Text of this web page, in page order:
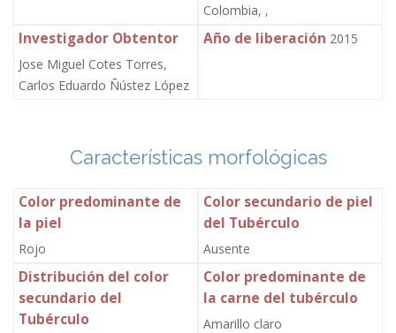
Colombia, ,
Investigador Obtentor
Jose Miguel Cotes Torres,
Carlos Eduardo Ñústez López
Año de liberación 2015
Características morfológicas
Color predominante de
la piel
Rojo
Color secundario de piel
del Tubérculo
Ausente
Distribución del color
secundario del
Tubérculo
Color predominante de
la carne del tubérculo
Amarillo claro